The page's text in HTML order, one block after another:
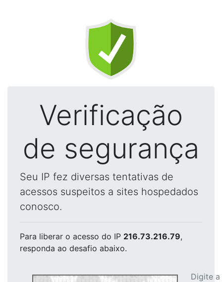
Verificação
de segurança
Seu IP fez diversas tentativas de
acessos suspeitos a sites hospedados
conosco.
Para liberar o acesso do IP 216.73.216.79,
responda ao desafio abaixo.
Digite